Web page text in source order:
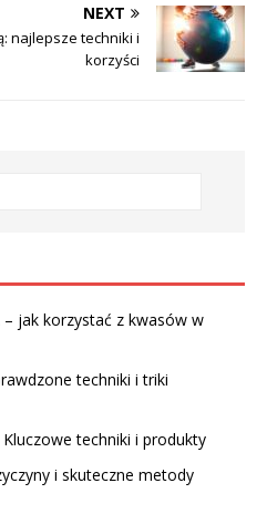
NEXT
najlepsze techniki i
korzyści
– jak korzystać z kwasów w
techniki i triki
techniki i produkty
i skuteczne metody